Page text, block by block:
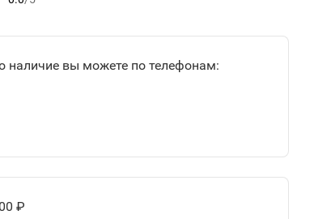
наличие вы можете по телефонам:
₽